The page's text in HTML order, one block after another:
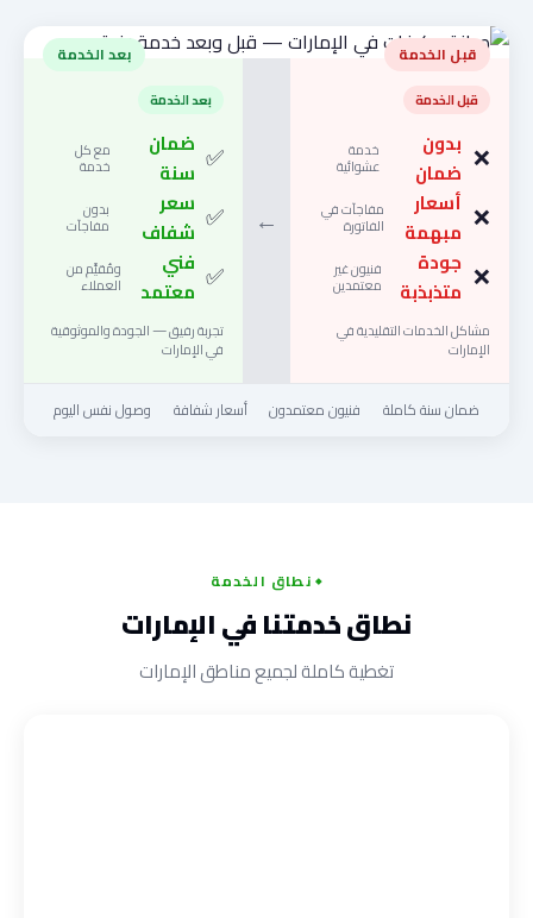
قبل الخدمة بعد الخدمة
قبل الخدمة
❌ بدون
ضمان
خدمة
عشوائية
❌ أسعار
مبهمة
مفاجآت في
الفاتورة
❌ جودة
متذبذبة
فنيون غير
معتمدين
مشاكل الخدمات التقليدية في
الإمارات
←
بعد الخدمة
✅ ضمان
سنة
مع كل
خدمة
✅ سعر
شفاف
بدون
مفاجآت
✅ فني
معتمد
ومُقيَّم من
العملاء
تجربة رفيق — الجودة والموثوقية
في الإمارات
ضمان سنة كاملة فنيون معتمدون أسعار شفافة وصول نفس اليوم
نطاق الخدمة
نطاق خدمتنا في الإمارات
تغطية كاملة لجميع مناطق الإمارات